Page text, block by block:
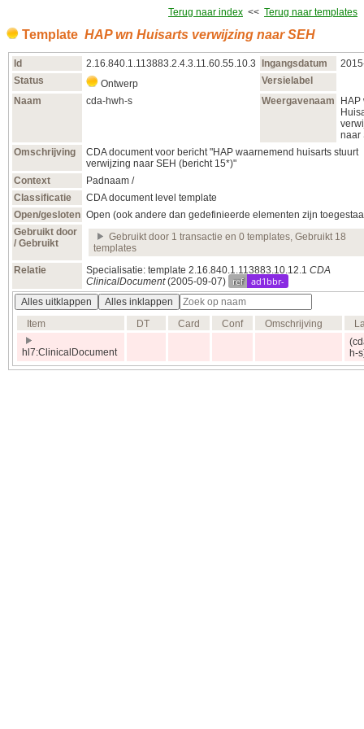
Terug naar index << Terug naar templates
Template HAP wn Huisarts verwijzing naar SEH
Id 2.16.840.1.113883.2.4.3.11.60.55.10.3 Ingangsdatum
Status
Ontwerp
Versielabel
Naam
cda-hwh-s Weergavenaam
HAP
naar
Omschrijving
CDA document voor bericht "HAP waarnemend huisarts stuurt
verwijzing naar SEH (bericht 15*)"
Context
Padnaam /
Classificatie
CDA document level template
Open/gesloten Open (ook andere dan gedefinieerde elementen zijn
Gebruikt door
/ Gebruikt
Gebruikt door 1 transactie en 0 templates, Gebruikt 18
templates
Relatie
Specialisatie: template 2.16.840.1.113883.10.12.1 CDA
ClinicalDocument(2005‑09‑07) ref ad1bbr-
Alles uitklappen
Alles inklappen
Item
DT Card Conf Omschrijving
hl7:ClinicalDocument
h-